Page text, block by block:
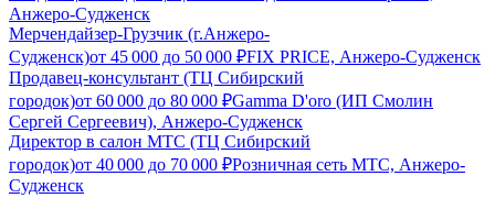
Анжеро-Судженск
Мерчендайзер-Грузчик (г.Анжеро-
Судженск)от 45 000 до 50 000 ₽FIX PRICE, Анжеро-Судженск
Продавец-консультант (ТЦ Сибирский
городок)от 60 000 до 80 000 ₽Gamma D'oro (ИП Смолин
Сергей Сергеевич), Анжеро-Судженск
Директор в салон МТС (ТЦ Сибирский
городок)от 40 000 до 70 000 ₽Розничная сеть МТС, Анжеро-
Судженск